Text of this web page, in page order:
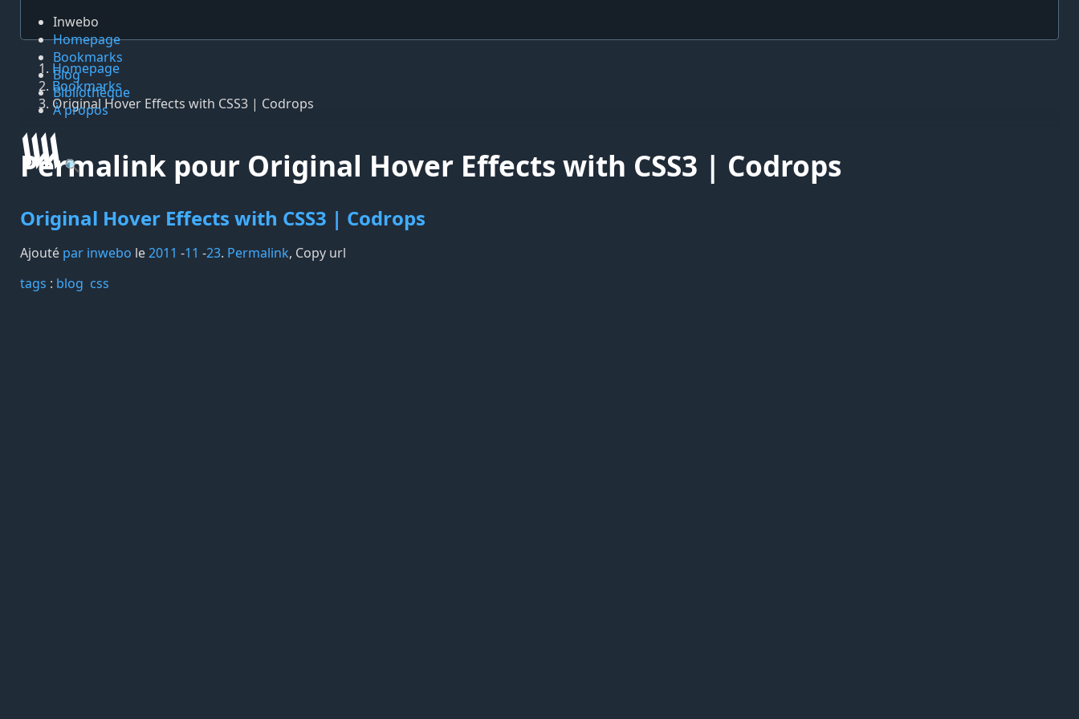
Inwebo
Homepage
Bookmarks
Blog
Bibliothèque
À propos
🔍
Homepage
Bookmarks
Original Hover Effects with CSS3 | Codrops
Permalink pour Original Hover Effects with CSS3 | Codrops
Original Hover Effects with CSS3 | Codrops
Ajouté par inwebo le2011 -11 -23. Permalink, Copy url
tags️ : blog css